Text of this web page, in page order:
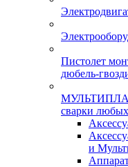
Пистолет
дюбель-
МУЛЬТИПЛАЗ
сварки
и